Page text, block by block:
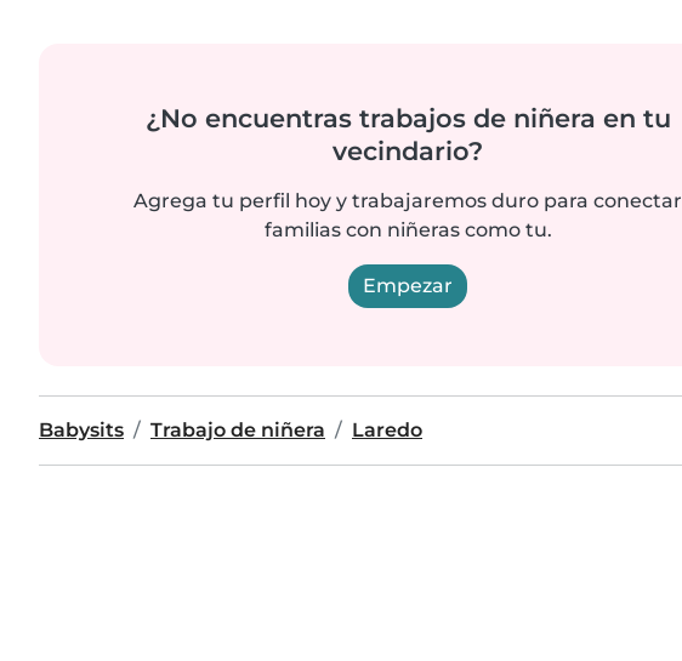
¿No encuentras trabajos de niñera en tu
vecindario?
Agrega tu perfil hoy y trabajaremos duro para conectar
familias con niñeras como tu.
Empezar
Babysits Trabajo de niñera Laredo